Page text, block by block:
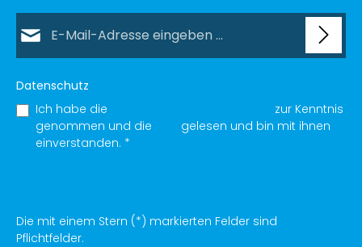
Datenschutz
Ich habe die
zur Kenntnis
genommen und die
gelesen und bin mit ihnen
einverstanden. *
Die mit einem Stern (*) markierten Felder sind
Pflichtfelder.